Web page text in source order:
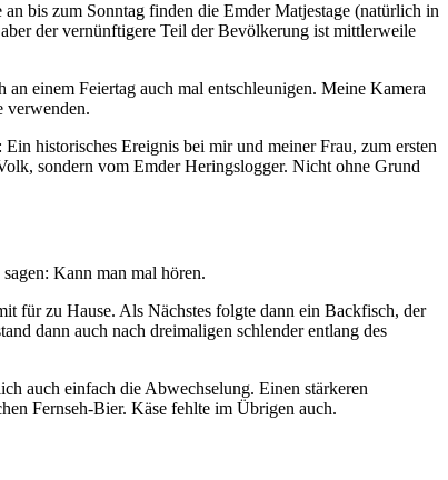
bis zum Sonntag finden die Emder Matjestage (natürlich in
der vernünftigere Teil der Bevölkerung ist mittlerweile
einem Feiertag auch mal entschleunigen. Meine Kamera
verwenden.
historisches Ereignis bei mir und meiner Frau, zum ersten
sondern vom Emder Heringslogger. Nicht ohne Grund
Kann man mal hören.
für zu Hause. Als Nächstes folgte dann ein Backfisch, der
dann auch nach dreimaligen schlender entlang des
auch einfach die Abwechselung. Einen stärkeren
Fernseh-Bier. Käse fehlte im Übrigen auch.